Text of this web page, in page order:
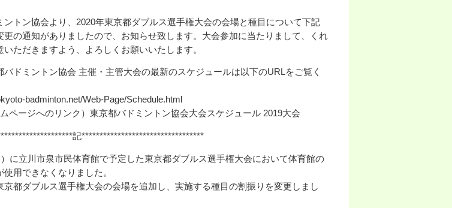
ントン協会より、2020年東京都ダブルス選手権大会の会場と種目について下記
更の通知がありましたので、お知らせ致します。大会参加に当たりまして、くれ
いただきますよう、よろしくお願いいたします。
バドミントン協会 主催・主管大会の最新のスケジュールは以下のURLをご覧く
badminton.net/Web-Page/Schedule.html
ページへのリンク）東京都バドミントン協会大会スケジュール 2019大会
記**********************************
）に立川市泉市民体育館で予定した東京都ダブルス選手権大会において体育館の
用できなくなりました。
京都ダブルス選手権大会の会場を追加し、実施する種目の割振りを変更しまし